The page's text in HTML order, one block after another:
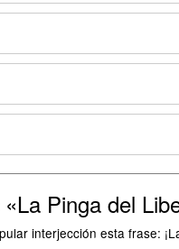
Pinga del
interjección esta frase: